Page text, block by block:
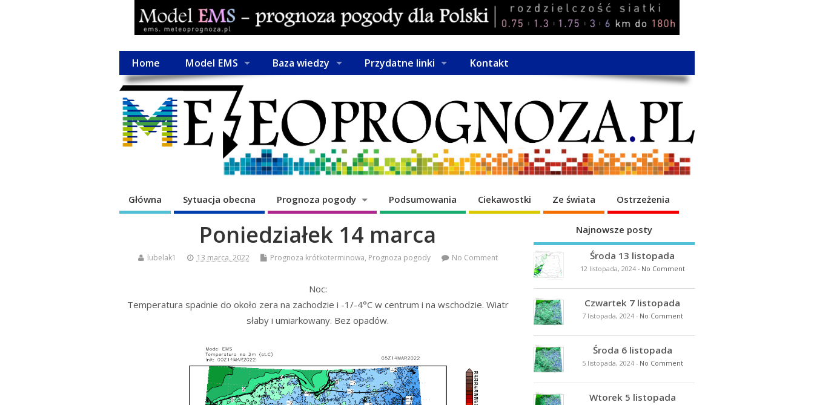
Home Model EMS Baza wiedzy Przydatne linki Kontakt
Główna Sytuacja obecna Prognoza pogody Podsumowania Ciekawostki Ze świata Ostrzeżenia
Poniedziałek 14 marca
lubelak1 13 marca, 2022 Prognoza krótkoterminowa, Prognoza pogody No Comment
Noc:
Temperatura spadnie do około zera na zachodzie i -1/-4°C w centrum i na wschodzie. Wiatr
słaby i umiarkowany. Bez opadów.
Najnowsze posty
Środa 13 listopada
12 listopada, 2024- No Comment
Czwartek 7 listopada
7 listopada, 2024- No Comment
Środa 6 listopada
5 listopada, 2024- No Comment
Wtorek 5 listopada